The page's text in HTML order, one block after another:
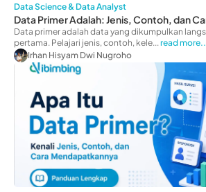
Data Science & Data Analyst
Data Primer Adalah: Jenis, Contoh, dan
Data primer adalah data yang dikumpulkan
pertama. Pelajari jenis, contoh, kele... read
Irhan Hisyam Dwi Nugroho